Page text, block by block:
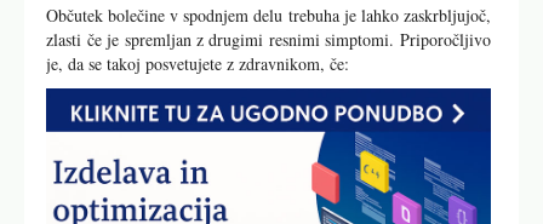
Občutek bolečine v spodnjem delu trebuha je lahko zaskrbljujoč,
zlasti če je spremljan z drugimi resnimi simptomi. Priporočljivo
je, da se takoj posvetujete z zdravnikom, če: